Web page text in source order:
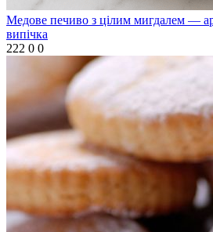
Медове печиво з цілим мигдалем —
випічка
222 0 0